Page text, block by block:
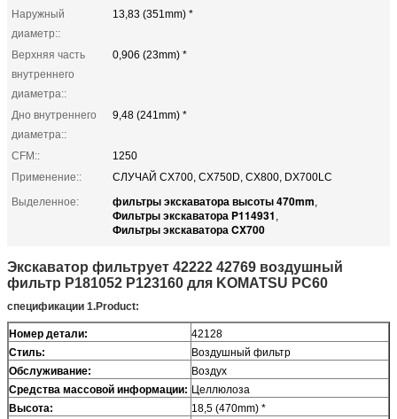
Наружный
диаметр::
13,83 (351mm) *
Верхняя часть
внутреннего
диаметра::
0,906 (23mm) *
Дно внутреннего
диаметра::
9,48 (241mm) *
CFM::
1250
Применение::
СЛУЧАЙ CX700, CX750D, CX800, DX700LC
Выделенное:
фильтры экскаватора высоты 470mm,
Фильтры экскаватора P114931 ,
Фильтры экскаватора CX700
Экскаватор фильтрует 42222 42769 воздушный
фильтр P181052 P123160 для KOMATSU PC60
спецификации 1.Product:
Номер детали:
42128
Стиль:
Воздушный фильтр
Обслуживание:
Воздух
Средства массовой информации: Целлюлоза
Высота:
18,5 (470mm) *